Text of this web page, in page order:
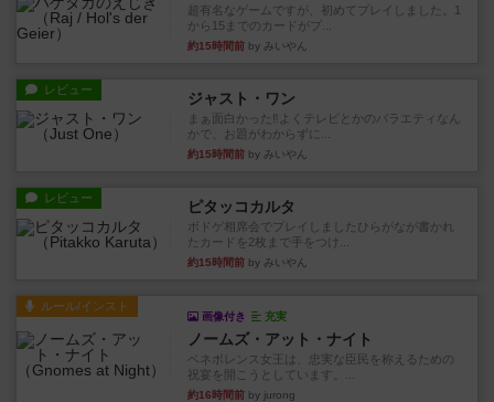
超有名なゲームですが、初めてプレイしました。1
から15までのカードがプ...
約15時間前 by みいやん
レビュー ジャスト・ワン
まぁ面白かった‼️よくテレビとかのバラエティなん
かで、お題がわからずに...
約15時間前 by みいやん
レビュー ピタッコカルタ
ボドゲ相席会でプレイしましたひらがなが書かれ
たカードを2枚まで手をつけ...
約15時間前 by みいやん
ルール/インスト
画像付き 充実
ノームズ・アット・ナイト
ベネボレンス女王は、忠実な臣民を称えるための
祝宴を開こうとしています。...
約16時間前 by jurong